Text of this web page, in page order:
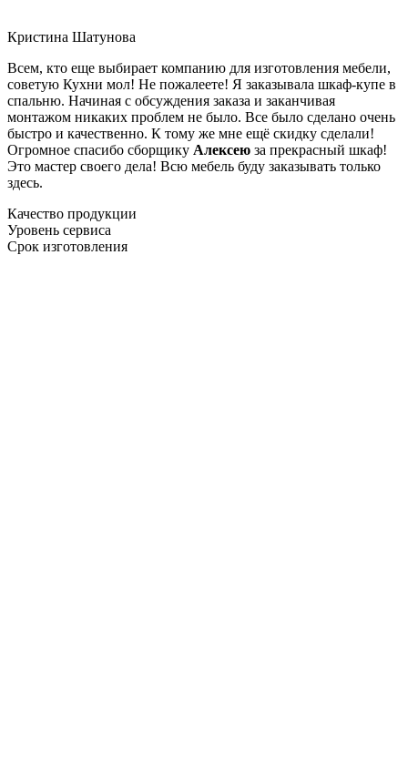
Кристина Шатунова
Всем, кто еще выбирает компанию для изготовления мебели,
советую Кухни мол! Не пожалеете! Я заказывала шкаф-купе в
спальню. Начиная с обсуждения заказа и заканчивая
монтажом никаких проблем не было. Все было сделано очень
быстро и качественно. К тому же мне ещё скидку сделали!
Огромное спасибо сборщику Алексею за прекрасный шкаф!
Это мастер своего дела! Всю мебель буду заказывать только
здесь.
Качество продукции
Уровень сервиса
Срок изготовления